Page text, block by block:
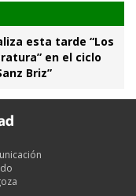
esta tarde “Los
en el ciclo
Briz”